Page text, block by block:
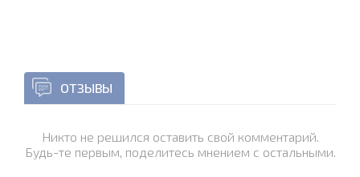
ОТЗЫВЫ
Никто не решился оставить свой комментарий.
Будь-те первым, поделитесь мнением с остальными.